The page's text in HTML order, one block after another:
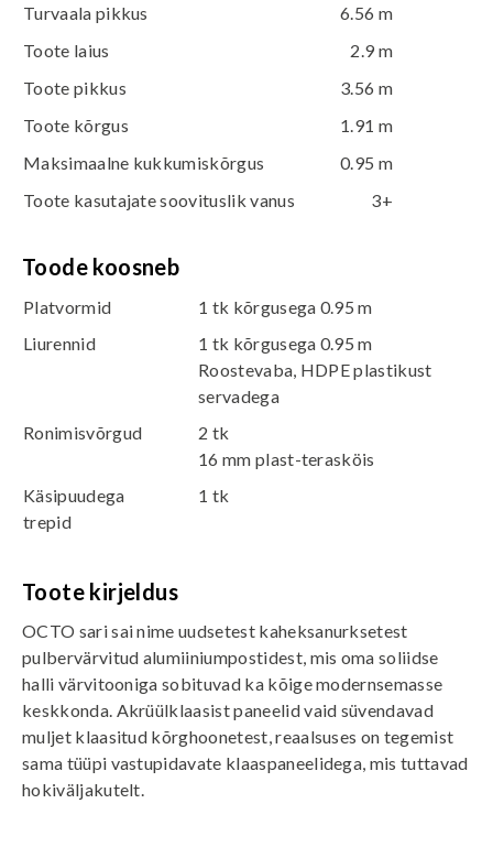
Turvaala pikkus
6.56 m
Toote laius
2.9 m
Toote pikkus
3.56 m
Toote kõrgus
1.91 m
Maksimaalne kukkumiskõrgus
0.95 m
Toote kasutajate soovituslik vanus
3+
Toode koosneb
Platvormid
1 tk kõrgusega 0.95 m
Liurennid
1 tk kõrgusega 0.95 m
Roostevaba, HDPE plastikust
servadega
Ronimisvõrgud
2 tk
16 mm plast-terasköis
Käsipuudega
trepid
1 tk
Toote kirjeldus
OCTO sari sai nime uudsetest kaheksanurksetest
pulbervärvitud alumiiniumpostidest, mis oma soliidse
halli värvitooniga sobituvad ka kõige modernsemasse
keskkonda. Akrüülklaasist paneelid vaid süvendavad
muljet klaasitud kõrghoonetest, reaalsuses on tegemist
sama tüüpi vastupidavate klaaspaneelidega, mis tuttavad
hokiväljakutelt.